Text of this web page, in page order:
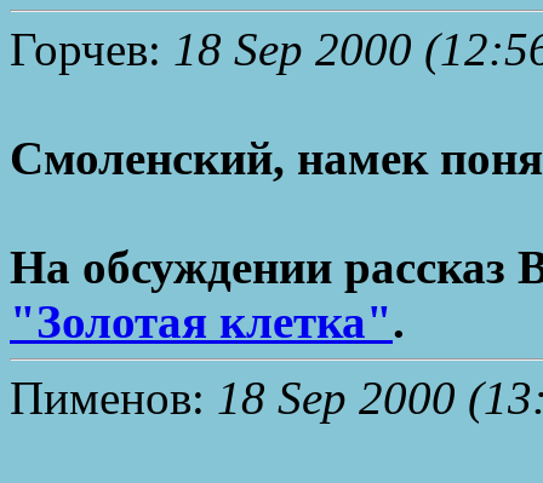
Горчев: 18 Sep 2000
Смоленский, намек
На обсуждении рассказ
"Золотая клетка".
Пименов: 18 Sep 2000